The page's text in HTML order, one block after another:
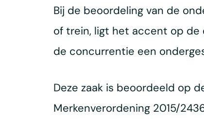
Bij de beoordeling van de
of trein, ligt het accent op de
de concurrentie een
Deze zaak is beoordeeld op
Merkenverordening 2015/